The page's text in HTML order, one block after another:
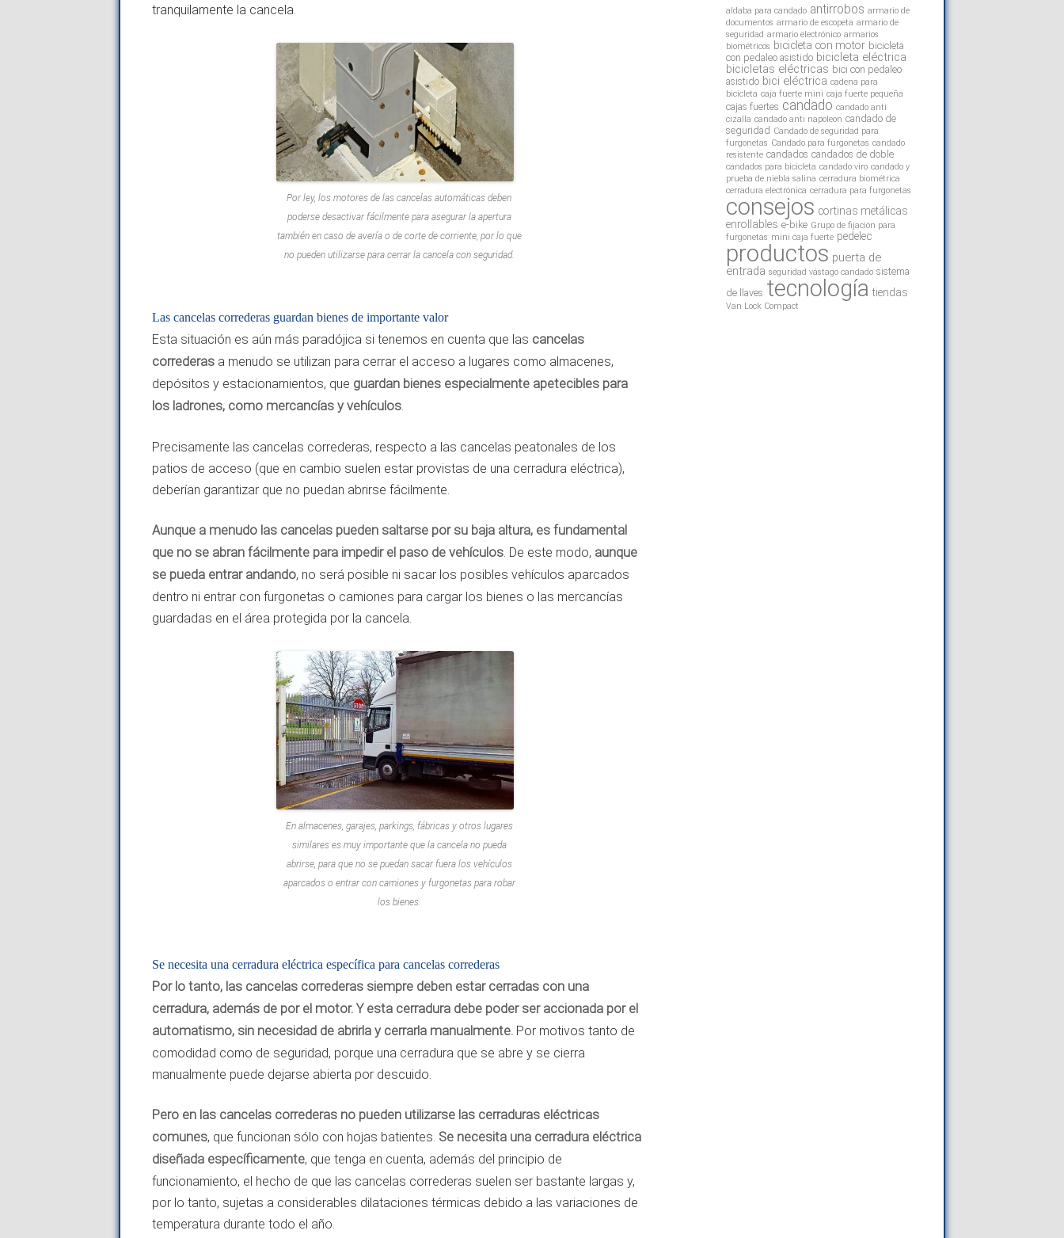
tranquilamente la cancela.
Por ley, los motores de las cancelas automáticas deben
poderse desactivar fácilmente para asegurar la apertura
también en caso de avería o de corte de corriente, por lo que
no pueden utilizarse para cerrar la cancela con seguridad.
Las cancelas correderas guardan bienes de importante valor
Esta situación es aún más paradójica si tenemos en cuenta que las cancelas
correderas a menudo se utilizan para cerrar el acceso a lugares como almacenes,
depósitos y estacionamientos, que guardan bienes especialmente apetecibles para
los ladrones, como mercancías y vehículos.
Precisamente las cancelas correderas, respecto a las cancelas peatonales de los
patios de acceso (que en cambio suelen estar provistas de una cerradura eléctrica),
deberían garantizar que no puedan abrirse fácilmente.
Aunque a menudo las cancelas pueden saltarse por su baja altura, es fundamental
que no se abran fácilmente para impedir el paso de vehículos. De este modo, aunque
se pueda entrar andando, no será posible ni sacar los posibles vehículos aparcados
dentro ni entrar con furgonetas o camiones para cargar los bienes o las mercancías
guardadas en el área protegida por la cancela.
En almacenes, garajes, parkings, fábricas y otros lugares
similares es muy importante que la cancela no pueda
abrirse, para que no se puedan sacar fuera los vehículos
aparcados o entrar con camiones y furgonetas para robar
los bienes.
Se necesita una cerradura eléctrica específica para cancelas correderas
Por lo tanto, las cancelas correderas siempre deben estar cerradas con una
cerradura, además de por el motor. Y esta cerradura debe poder ser accionada por el
automatismo, sin necesidad de abrirla y cerrarla manualmente. Por motivos tanto de
comodidad como de seguridad, porque una cerradura que se abre y se cierra
manualmente puede dejarse abierta por descuido.
Pero en las cancelas correderas no pueden utilizarse las cerraduras eléctricas
comunes, que funcionan sólo con hojas batientes. Se necesita una cerradura eléctrica
diseñada específicamente, que tenga en cuenta, además del principio de
funcionamiento, el hecho de que las cancelas correderas suelen ser bastante largas y,
por lo tanto, sujetas a considerables dilataciones térmicas debido a las variaciones de
temperatura durante todo el año.
aldaba para candado antirrobos armario de
documentos armario de escopeta armario de
seguridad armario electrónico armarios
biométricos bicicleta con motor bicicleta
con pedaleo asistido bicicleta eléctrica
bicicletas eléctricas bici con pedaleo
asistido bici eléctrica cadena para
bicicleta caja fuerte mini caja fuerte pequeña
cajas fuertes candado candado anti
cizalla candado anti napoleon candado de
seguridad Candado de seguridad para
furgonetas Candado para furgonetas candado
resistente candados candados de doble
candados para bicicleta candado viro candado y
prueba de niebla salina cerradura biométrica
cerradura electrónica cerradura para furgonetas
consejos cortinas metálicas
enrollables e-bike Grupo de fijación para
furgonetas mini caja fuerte pedelec
productos puerta de
entrada seguridad vástago candado sistema
de llaves tecnología tiendas
Van Lock Compact